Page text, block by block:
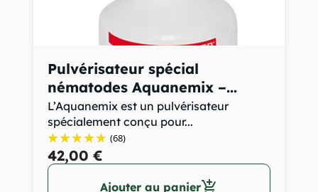
Pulvérisateur spécial
nématodes Aquanemix –...
L’Aquanemix est un pulvérisateur
spécialement conçu pour...
(68)
42,00 €
Ajouter au panieradd_shopping_cart